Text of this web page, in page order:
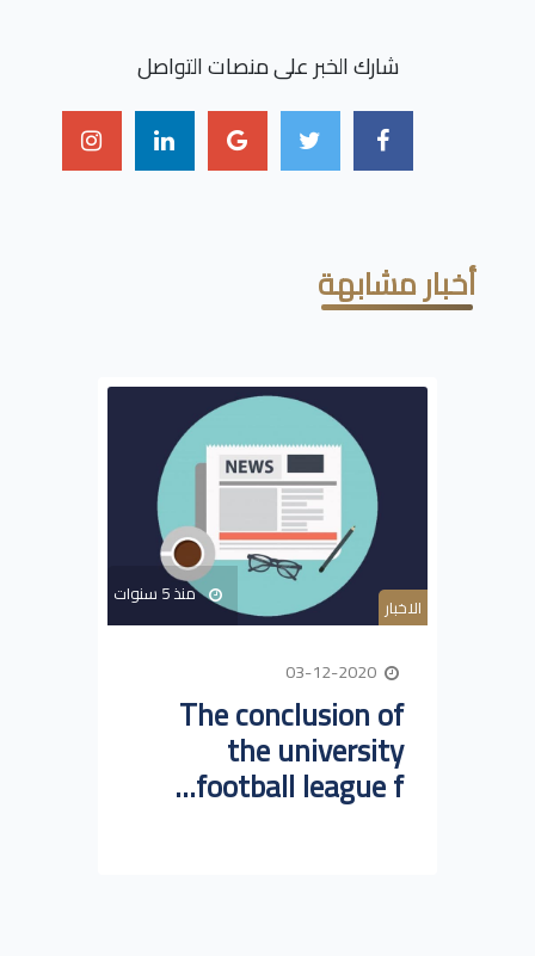
شارك الخبر على منصات التواصل
أخبار مشابهة
الاخبار منذ 5 سنوات
The conclusion of
the university
football league f...